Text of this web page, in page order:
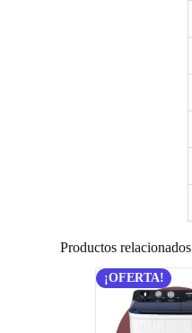
Productos relacionados
¡OFERTA!